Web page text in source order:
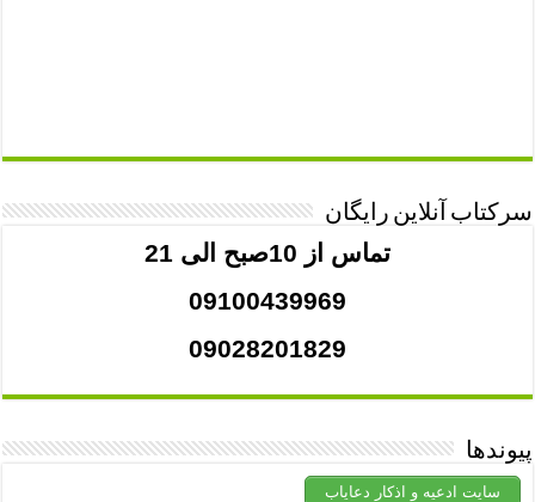
سرکتاب آنلاین رایگان
تماس از 10صبح الی 21
09100439969
09028201829
پیوندها
سایت ادعیه و اذکار دعایاب